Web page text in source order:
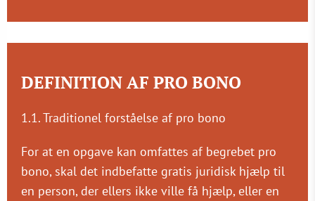
DEFINITION AF PRO BONO
1.1. Traditionel forståelse af pro bono
For at en opgave kan omfattes af begrebet pro
bono, skal det indbefatte gratis juridisk hjælp til
en person, der ellers ikke ville få hjælp, eller en